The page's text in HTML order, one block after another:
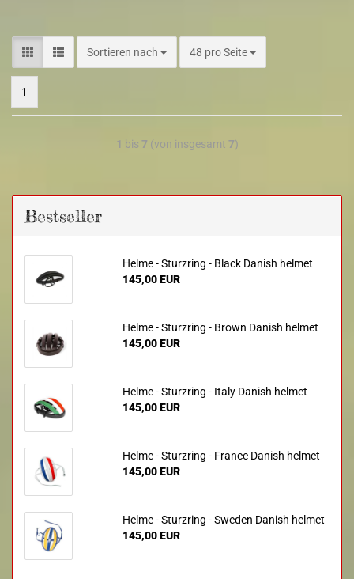
Sortieren nach 48 pro Seite
1
1 bis 7 (von insgesamt 7)
Bestseller
Helme - Sturzring - Black Danish helmet
145,00 EUR
Helme - Sturzring - Brown Danish helmet
145,00 EUR
Helme - Sturzring - Italy Danish helmet
145,00 EUR
Helme - Sturzring - France Danish helmet
145,00 EUR
Helme - Sturzring - Sweden Danish helmet
145,00 EUR